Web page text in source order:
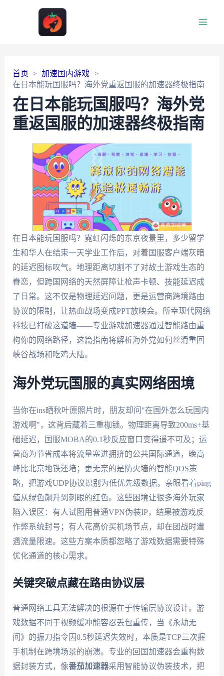
首页
加速国内游戏
在日本能玩国服吗？海外党重返国服的加速器终极指南
在日本能玩国服吗？海外党
重返国服的加速器终极指南
在日本能玩国服吗？霓虹闪烁的东京夜景里，多少留学
生和华人在结束一天学业工作后，对着国服客户端灰暗
的延迟图标叹气。地理距离切割不了对故土游戏生态的
眷恋，但跨国网络的天然屏障让枪声卡顿、技能延迟成
了日常。这不仅是物理延迟问题，更是运营商跨境路由
协议的限制，让热血战场变成PPT放映会。所幸现代网络
科技已打破这道墙——专业游戏加速器通过智能路由重
构你的网络路径，这篇指南将解析海外党如何丝滑重回
峡谷战场和吃鸡大陆。
海外党玩国服的真实网络困境
当你在ins晒秋叶原照片时，朋友却问"在国外怎么玩国内
游戏啊"，这背后藏着三重枷锁。物理距离导致200ms+基
础延迟，国服MOBA的0.1秒反应窗口变得遥不可及；运
营商为节省成本将流量塞进拥挤的公共国际通道，晚高
峰比北京地铁还堵；更无奈的是防火墙的智能QOS策
略，把游戏UDP协议识别为低优先级数据，亲眼看着ping
值从绿色飙升到刺眼的红色。这些困境让很多海外玩家
陷入误区：有人试图用普通VPN伪装IP，结果被游戏反
作弊系统封号；有人花高价买机场节点，却在团战时遭
遇流量限速。这些方案本质都忽略了游戏数据需要特殊
优化通道的核心需求。
关键突破点藏在路由协议层
普通网络工具无法解决的根源在于传输层协议设计。游
戏数据不同于视频缓冲能容忍丢包重传，当《永劫无
间》的振刀指令因0.5秒延迟失效时，本质是TCP三次握
手机制在跨境场景的崩溃。专业的回国加速器会重构数
据封装方式，像番茄加速器采用智能协议伪装技术，把